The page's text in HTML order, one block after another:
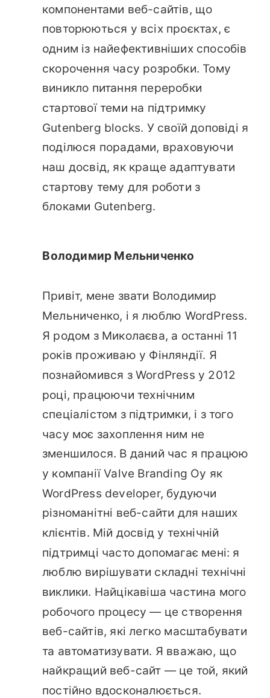
компонентами веб-сайтів, що
повторюються у всіх проєктах, є
одним із найефективніших способів
скорочення часу розробки. Тому
виникло питання переробки
стартової теми на підтримку
Gutenberg blocks. У своїй доповіді я
поділюся порадами, враховуючи
наш досвід, як краще адаптувати
стартову тему для роботи з
блоками Gutenberg.
Володимир Мельниченко
Привіт, мене звати Володимир
Мельниченко, і я люблю WordPress.
Я родом з Миколаєва, а останні 11
років проживаю у Фінляндії. Я
познайомився з WordPress у 2012
році, працюючи технічним
спеціалістом з підтримки, і з того
часу моє захоплення ним не
зменшилося. В даний час я працюю
у компанії Valve Branding Oy як
WordPress developer, будуючи
різноманітні веб-сайти для наших
клієнтів. Мій досвід у технічній
підтримці часто допомагає мені: я
люблю вирішувати складні технічні
виклики. Найцікавіша частина мого
робочого процесу — це створення
веб-сайтів, які легко масштабувати
та автоматизувати. Я вважаю, що
найкращий веб-сайт — це той, який
постійно вдосконалюється.